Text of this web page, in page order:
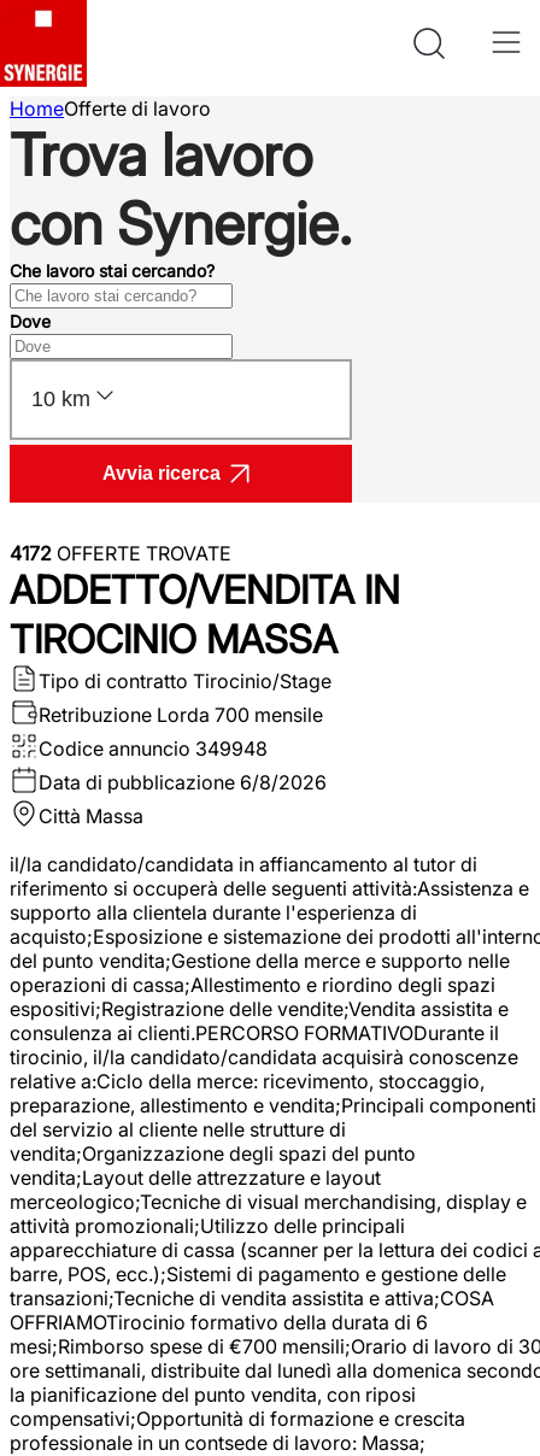
HomeOfferte di lavoro
Trova lavoro
con Synergie.
Che lavoro stai cercando?
Dove
10 km
Avvia ricerca
4172 OFFERTE TROVATE
ADDETTO/VENDITA IN
TIROCINIO MASSA
Tipo di contratto Tirocinio/Stage
Retribuzione Lorda 700 mensile
Codice annuncio 349948
Data di pubblicazione 6/8/2026
Città Massa
il/la candidato/candidata in affiancamento al tutor di
riferimento si occuperà delle seguenti attività:Assistenza e
supporto alla clientela durante l'esperienza di
acquisto;Esposizione e sistemazione dei prodotti
del punto vendita;Gestione della merce e supporto nelle
operazioni di cassa;Allestimento e riordino degli spazi
espositivi;Registrazione delle vendite;Vendita assistita e
consulenza ai clienti.PERCORSO FORMATIVODurante il
tirocinio, il/la candidato/candidata acquisirà conoscenze
relative a:Ciclo della merce: ricevimento, stoccaggio,
preparazione, allestimento e vendita;Principali componenti
del servizio al cliente nelle strutture di
vendita;Organizzazione degli spazi del punto
vendita;Layout delle attrezzature e layout
merceologico;Tecniche di visual merchandising, display e
attività promozionali;Utilizzo delle principali
apparecchiature di cassa (scanner per la lettura dei codici
barre, POS, ecc.);Sistemi di pagamento e gestione delle
transazioni;Tecniche di vendita assistita e attiva;COSA
OFFRIAMOTirocinio formativo della durata di 6
mesi;Rimborso spese di €700 mensili;Orario di lavoro di
ore settimanali, distribuite dal lunedì alla domenica
la pianificazione del punto vendita, con riposi
compensativi;Opportunità di formazione e crescita
professionale in un contsede di lavoro: Massa;